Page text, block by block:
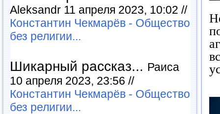
Aleksandr 11 апреля 2023, 10:02 //
Константин Чекмарёв - Общество
без религии...
Шикарный рассказ... Раиса
10 апреля 2023, 23:56 //
Константин Чекмарёв - Общество
без религии...